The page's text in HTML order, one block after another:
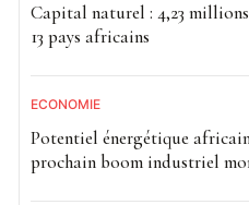
Capital naturel : 4,23
13 pays africains
ECONOMIE
Potentiel énergétique
prochain boom industriel